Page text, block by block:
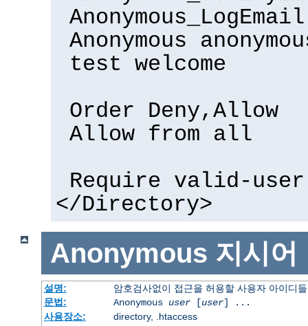
Anonymous
test welcome
Order Deny,Allow
Allow from all
Require valid-user
</Directory>
Anonymous 지시어
설명:
암호검사없이 접근을 허용할 사용자 아이디
문법:
Anonymous user[user] ...
사용장소:
directory, .htaccess